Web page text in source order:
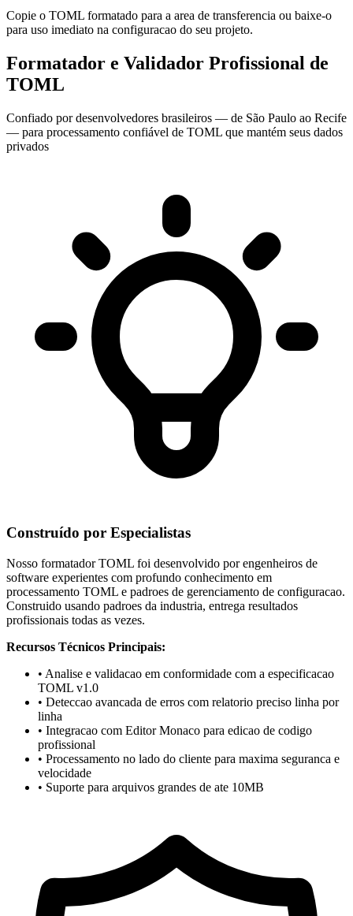
Copie o TOML formatado para a area de transferencia ou baixe-o
para uso imediato na configuracao do seu projeto.
Formatador e Validador Profissional de
TOML
Confiado por desenvolvedores brasileiros — de São Paulo ao Recife
— para processamento confiável de TOML que mantém seus dados
privados
Construído por Especialistas
Nosso formatador TOML foi desenvolvido por engenheiros de
software experientes com profundo conhecimento em
processamento TOML e padroes de gerenciamento de configuracao.
Construido usando padroes da industria, entrega resultados
profissionais todas as vezes.
Recursos Técnicos Principais:
• Analise e validacao em conformidade com a especificacao
TOML v1.0
• Deteccao avancada de erros com relatorio preciso linha por
linha
• Integracao com Editor Monaco para edicao de codigo
profissional
• Processamento no lado do cliente para maxima seguranca e
velocidade
• Suporte para arquivos grandes de ate 10MB